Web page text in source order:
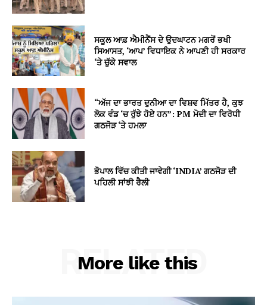
ਸਕੂਲ ਆਫ਼ ਐਮੀਨੈਂਸ ਦੇ ਉਦਘਾਟਨ ਮਗਰੋਂ ਭਖੀ
ਸਿਆਸਤ, ‘ਆਪ’ ਵਿਧਾਇਕ ਨੇ ਆਪਣੀ ਹੀ ਸਰਕਾਰ
‘ਤੇ ਚੁੱਕੇ ਸਵਾਲ
“ਅੱਜ ਦਾ ਭਾਰਤ ਦੁਨੀਆ ਦਾ ਵਿਸ਼ਵ ਮਿੱਤਰ ਹੈ, ਕੁਝ
ਲੋਕ ਵੰਡ ‘ਚ ਰੁੱਝੇ ਹੋਏ ਹਨ”: PM ਮੋਦੀ ਦਾ ਵਿਰੋਧੀ
ਗਠਜੋੜ ‘ਤੇ ਹਮਲਾ
ਭੋਪਾਲ ਵਿੱਚ ਕੀਤੀ ਜਾਵੇਗੀ ‘INDIA’ ਗਠਜੋੜ ਦੀ
ਪਹਿਲੀ ਸਾਂਝੀ ਰੈਲੀ
More like this
RELATED